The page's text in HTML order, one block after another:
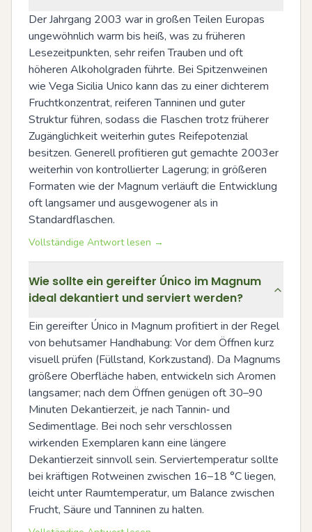
Der Jahrgang 2003 war in großen Teilen Europas
ungewöhnlich warm bis heiß, was zu früheren
Lesezeitpunkten, sehr reifen Trauben und oft
höheren Alkoholgraden führte. Bei Spitzenweinen
wie Vega Sicilia Unico kann das zu einer dichterem
Fruchtkonzentrat, reiferen Tanninen und guter
Struktur führen, sodass die Flaschen trotz früherer
Zugänglichkeit weiterhin gutes Reifepotenzial
besitzen. Generell profitieren gut gemachte 2003er
weiterhin von kontrollierter Lagerung; in größeren
Formaten wie der Magnum verläuft die Entwicklung
oft langsamer und ausgewogener als in
Standardflaschen.
Vollständige Antwort lesen →
Wie sollte ein gereifter Único im Magnum
ideal dekantiert und serviert werden?
Ein gereifter Único in Magnum profitiert in der Regel
von behutsamer Handhabung: Vor dem Öffnen kurz
visuell prüfen (Füllstand, Korkzustand). Da Magnums
größere Oberfläche haben, entwickeln sich Aromen
langsamer; nach dem Öffnen genügen oft 30–90
Minuten Dekantierzeit, je nach Tannin‑ und
Sedimentlage. Bei noch sehr verschlossen
wirkenden Exemplaren kann eine längere
Dekantierzeit sinnvoll sein. Serviertemperatur sollte
bei kräftigen Rotweinen zwischen 16–18 °C liegen,
leicht unter Raumtemperatur, um Balance zwischen
Frucht, Säure und Tanninen zu halten.